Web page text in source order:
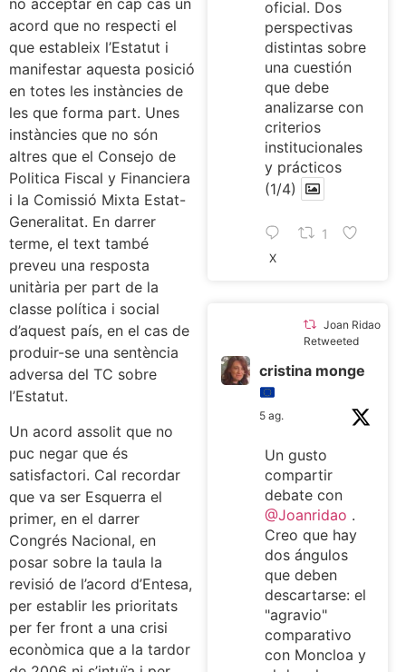
no acceptar en cap cas un
acord que no respecti el
que estableix l’Estatut i
manifestar aquesta posició
en totes les instàncies de
les que forma part. Unes
instàncies que no són
altres que el Consejo de
Politica Fiscal y Financiera
i la Comissió Mixta Estat-
Generalitat. En darrer
terme, el text també
preveu una resposta
unitària per part de la
classe política i social
d’aquest país, en el cas de
produir-se una sentència
adversa del TC sobre
l’Estatut.
Un acord assolit que no
puc negar que és
satisfactori. Cal recordar
que va ser Esquerra el
primer, en el darrer
Congrés Nacional, en
posar sobre la taula la
revisió de l’acord d’Entesa,
per establir les prioritats
per fer front a una crisi
econòmica que a la tardor
oficial. Dos
perspectivas
distintas sobre
una cuestión
que debe
analizarse con
criterios
institucionales
y prácticos
(1/4)
1
X
Joan Ridao
Retweeted
cristina monge
5 ag.
Un gusto
compartir
debate con
@Joanridao .
Creo que hay
dos ángulos
que deben
descartarse: el
"agravio"
comparativo
con Moncloa y